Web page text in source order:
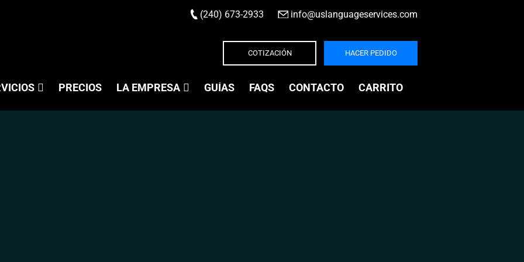
(240) 673-2933 info@uslanguageservices.com
COTIZACIÓN HACER PEDIDO
PRECIOS LA EMPRESA GUÍAS FAQS CONTACTO CARRITO